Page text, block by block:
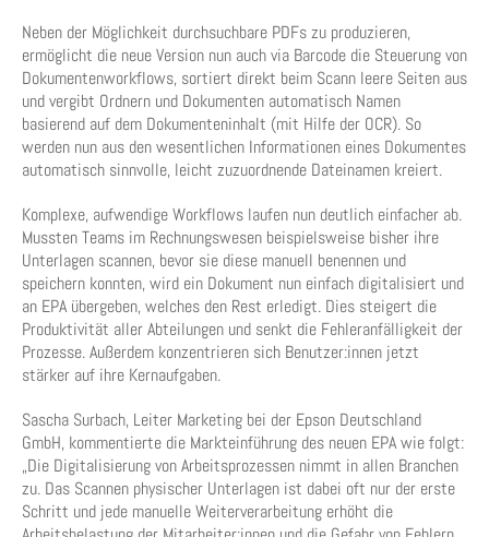
Neben der Möglichkeit durchsuchbare PDFs zu produzieren,
ermöglicht die neue Version nun auch via Barcode die Steuerung von
Dokumentenworkflows, sortiert direkt beim Scann leere Seiten aus
und vergibt Ordnern und Dokumenten automatisch Namen
basierend auf dem Dokumenteninhalt (mit Hilfe der OCR). So
werden nun aus den wesentlichen Informationen eines Dokumentes
automatisch sinnvolle, leicht zuzuordnende Dateinamen kreiert.
Komplexe, aufwendige Workflows laufen nun deutlich einfacher ab.
Mussten Teams im Rechnungswesen beispielsweise bisher ihre
Unterlagen scannen, bevor sie diese manuell benennen und
speichern konnten, wird ein Dokument nun einfach digitalisiert und
an EPA übergeben, welches den Rest erledigt. Dies steigert die
Produktivität aller Abteilungen und senkt die Fehleranfälligkeit der
Prozesse. Außerdem konzentrieren sich Benutzer:innen jetzt
stärker auf ihre Kernaufgaben.
Sascha Surbach, Leiter Marketing bei der Epson Deutschland
GmbH, kommentierte die Markteinführung des neuen EPA wie folgt:
„Die Digitalisierung von Arbeitsprozessen nimmt in allen Branchen
zu. Das Scannen physischer Unterlagen ist dabei oft nur der erste
Schritt und jede manuelle Weiterverarbeitung erhöht die